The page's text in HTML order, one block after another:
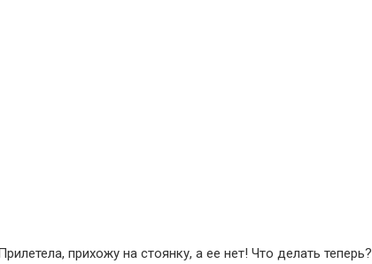
прихожу на стоянку, а ее нет! Что делать теперь?